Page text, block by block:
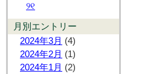
୨୧
月別エントリー
2024年3月 (4)
2024年2月 (1)
2024年1月 (2)